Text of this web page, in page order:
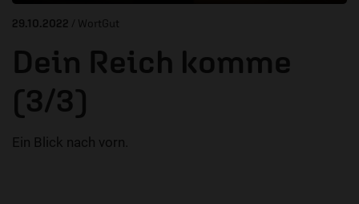
29.10.2022 / WortGut
Dein Reich komme
(3/3)
Ein Blick nach vorn.